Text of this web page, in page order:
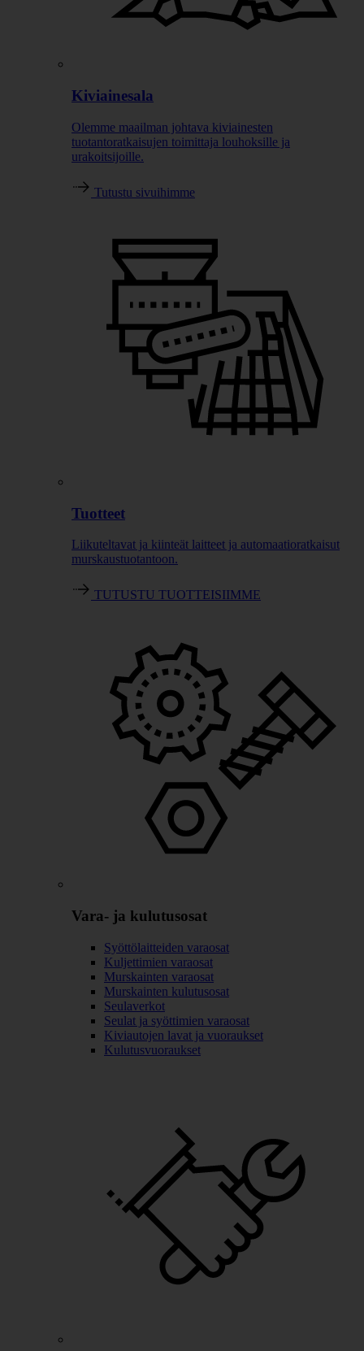
Kiviainesala
Olemme maailman johtava kiviainesten
tuotantoratkaisujen toimittaja louhoksille ja
urakoitsijoille.
Tutustu sivuihimme
Tuotteet
Liikuteltavat ja kiinteät laitteet ja automaatioratkaisut
murskaustuotantoon.
TUTUSTU TUOTTEISIIMME
Vara- ja kulutusosat
Syöttölaitteiden varaosat
Kuljettimien varaosat
Murskainten varaosat
Murskainten kulutusosat
Seulaverkot
Seulat ja syöttimien varaosat
Kiviautojen lavat ja vuoraukset
Kulutusvuoraukset